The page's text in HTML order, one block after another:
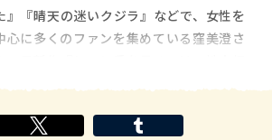
かに収束するはずの主婦の人生を変えた
は夫や娘の「密事」だった […]
』『晴天の迷いクジラ』などで、女性を
心に多くのファンを集めている窪美澄さ
様や、満たされない心の景色を切り取っ